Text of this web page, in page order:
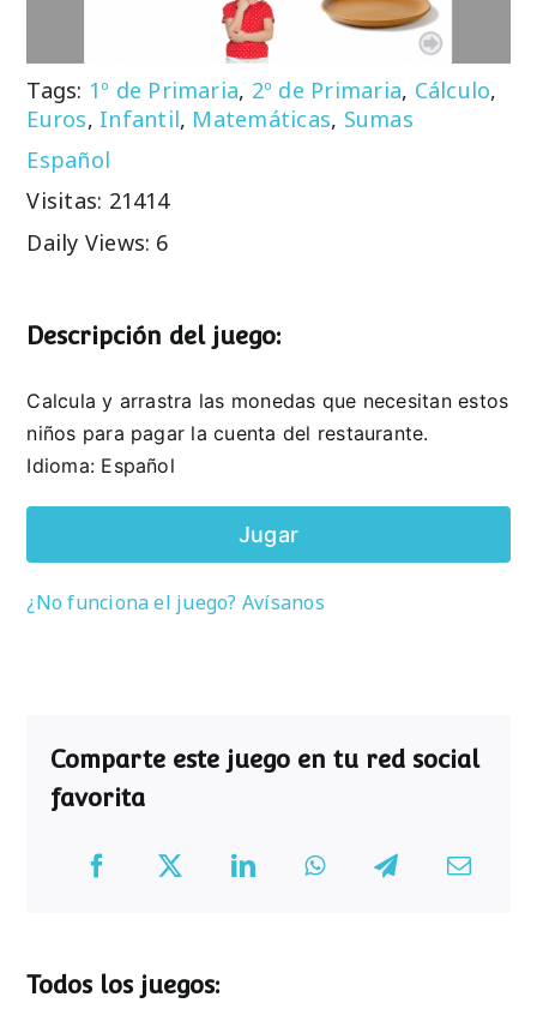
Tags: 1º de Primaria, 2º de Primaria, Cálculo,
Euros, Infantil, Matemáticas, Sumas
Español
Visitas: 21414
Daily Views: 6
Descripción del juego:
Calcula y arrastra las monedas que necesitan estos
niños para pagar la cuenta del restaurante.
Idioma: Español
Jugar
¿No funciona el juego? Avísanos
Comparte este juego en tu red social
favorita
Todos los juegos: